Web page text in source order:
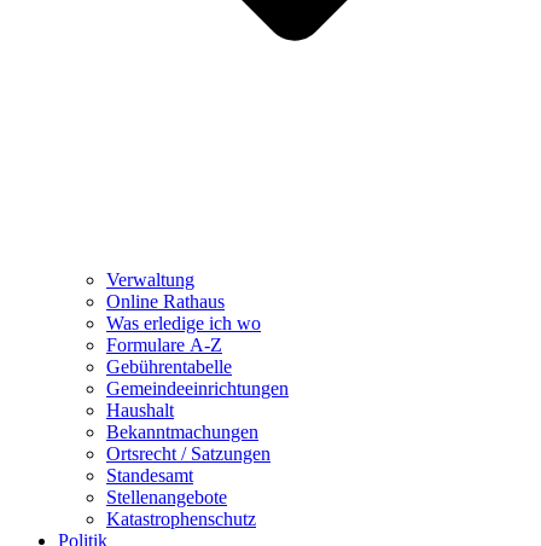
Verwaltung
Online Rathaus
Was erledige ich wo
Formulare A-Z
Gebührentabelle
Gemeindeeinrichtungen
Haushalt
Bekanntmachungen
Ortsrecht / Satzungen
Standesamt
Stellenangebote
Katastrophenschutz
Politik